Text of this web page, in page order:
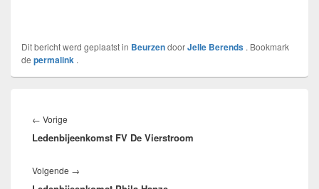
Dit bericht werd geplaatst in BeurzendoorJelle Berends . Bookmark
de permalink .
navigatie
← Vorige
bericht:
Ledenbijeenkomst FV De Vierstroom
Volgende →